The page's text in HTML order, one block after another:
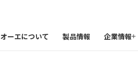
オーエについて 製品情報 企業情報